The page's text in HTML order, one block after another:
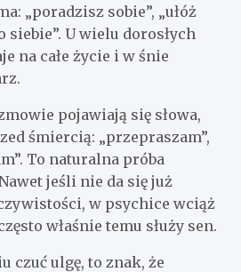
„poradzisz sobie”, „ułóż
siebie”. U wielu dorosłych
na całe życie i w śnie
pojawiają się słowa,
śmiercią: „przepraszam”,
To naturalna próba
jeśli nie da się już
w psychice wciąż
właśnie temu służy sen.
czuć ulgę, to znak, że